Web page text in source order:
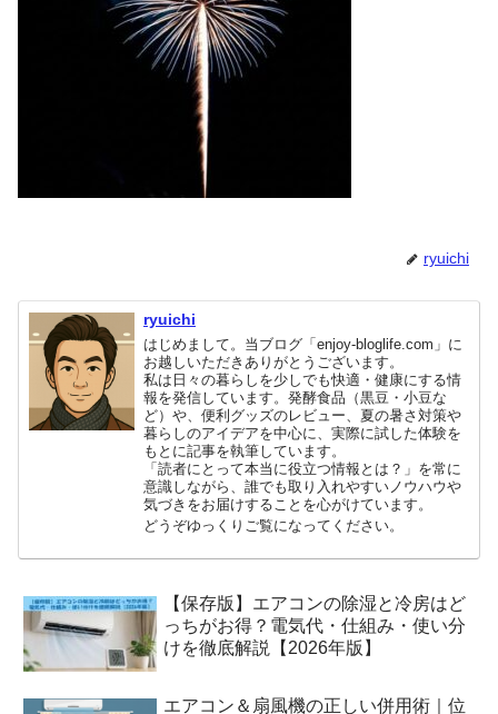
ryuichi
ryuichi
はじめまして。当ブログ「enjoy-bloglife.com」に
お越しいただきありがとうございます。
私は日々の暮らしを少しでも快適・健康にする情
報を発信しています。発酵食品（黒豆・小豆な
ど）や、便利グッズのレビュー、夏の暑さ対策や
暮らしのアイデアを中心に、実際に試した体験を
もとに記事を執筆しています。
「読者にとって本当に役立つ情報とは？」を常に
意識しながら、誰でも取り入れやすいノウハウや
気づきをお届けすることを心がけています。
どうぞゆっくりご覧になってください。
【保存版】エアコンの除湿と冷房はど
っちがお得？電気代・仕組み・使い分
けを徹底解説【2026年版】
エアコン＆扇風機の正しい併用術｜位